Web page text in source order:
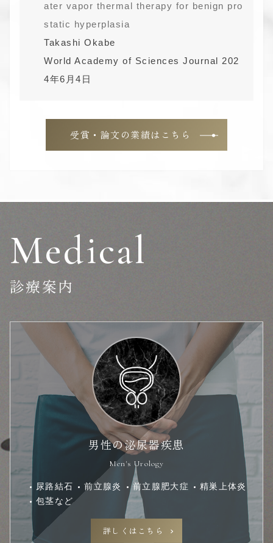
ater vapor thermal therapy for benign pro
static hyperplasia
Takashi Okabe
World Academy of Sciences Journal 202
4年6月4日
受賞・論文の業績はこちら
Medical
診療案内
男性の泌尿器疾患
Men's Urology
尿路結石 前立腺炎 前立腺肥大症
精巣上体炎
包茎など
詳しくはこちら